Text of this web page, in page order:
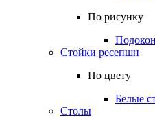
По рисунку
Стойки ресепшн
По цвету
Белые
Столы